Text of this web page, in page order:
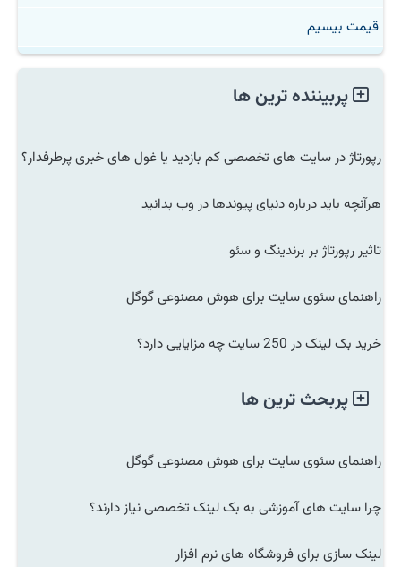
قیمت بیسیم
پربیننده ترین ها
رپورتاژ در سایت های تخصصی کم بازدید یا غول های خبری پرطرفدار؟
هرآنچه باید درباره دنیای پیوندها در وب بدانید
تاثیر رپورتاژ بر برندینگ و سئو
راهنمای سئوی سایت برای هوش مصنوعی گوگل
خرید بک لینک در 250 سایت چه مزایایی دارد؟
پربحث ترین ها
راهنمای سئوی سایت برای هوش مصنوعی گوگل
چرا سایت های آموزشی به بک لینک تخصصی نیاز دارند؟
لینک سازی برای فروشگاه های نرم افزار